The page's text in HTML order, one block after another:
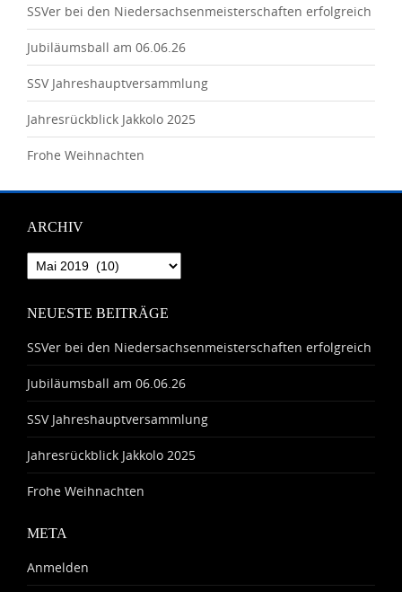
SSVer bei den Niedersachsenmeisterschaften erfolgreich
Jubiläumsball am 06.06.26
SSV Jahreshauptversammlung
Jahresrückblick Jakkolo 2025
Frohe Weihnachten
ARCHIV
Archiv
NEUESTE BEITRÄGE
SSVer bei den Niedersachsenmeisterschaften erfolgreich
Jubiläumsball am 06.06.26
SSV Jahreshauptversammlung
Jahresrückblick Jakkolo 2025
Frohe Weihnachten
META
Anmelden